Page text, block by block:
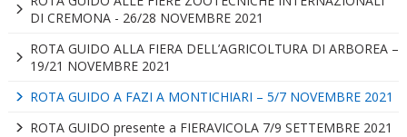
DI CREMONA - 26/28 NOVEMBRE 2021
ROTA GUIDO ALLA FIERA DELL’AGRICOLTURA DI ARBOREA –
19/21 NOVEMBRE 2021
ROTA GUIDO A FAZI A MONTICHIARI – 5/7 NOVEMBRE 2021
ROTA GUIDO presente a FIERAVICOLA 7/9 SETTEMBRE 2021